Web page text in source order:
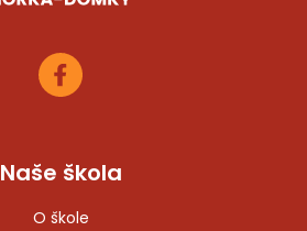
Naše škola
O škole